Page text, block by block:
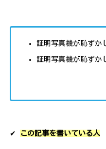
証明写真機が恥ずか
証明写真機が恥ずか
✔︎ この記事を書いている人